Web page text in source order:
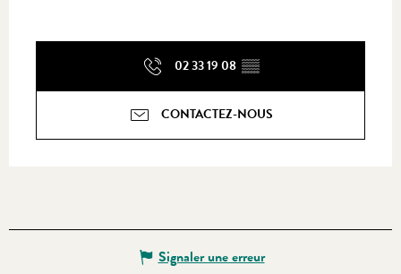
02 33 19 08 ▒▒
CONTACTEZ-NOUS
Signaler une erreur